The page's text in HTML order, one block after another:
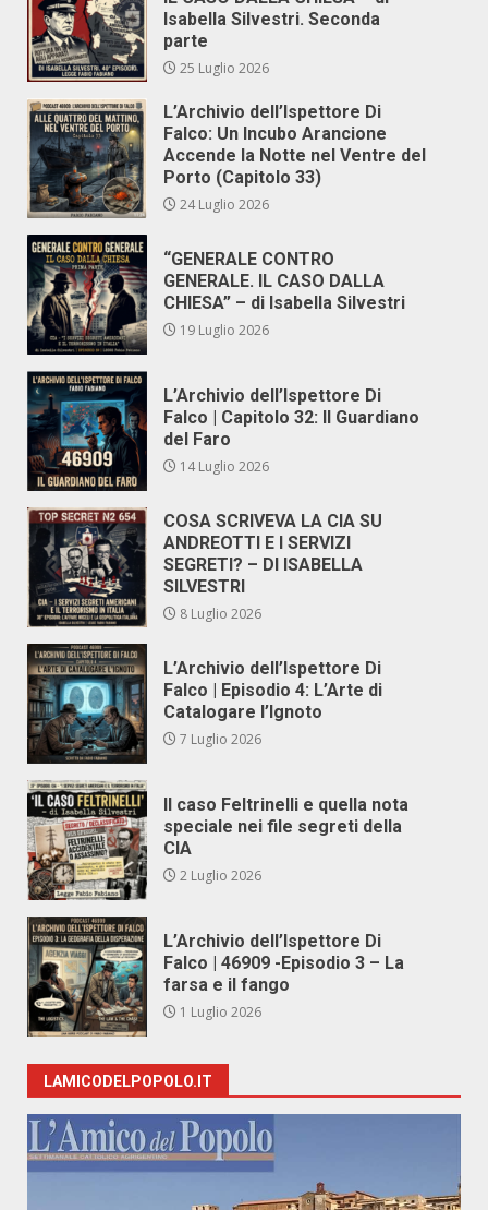
Isabella Silvestri. Seconda
parte
25 Luglio 2026
L’Archivio dell’Ispettore Di
Falco: Un Incubo Arancione
Accende la Notte nel Ventre del
Porto (Capitolo 33)
24 Luglio 2026
“GENERALE CONTRO
GENERALE. IL CASO DALLA
CHIESA” – di Isabella Silvestri
19 Luglio 2026
L’Archivio dell’Ispettore Di
Falco | Capitolo 32: Il Guardiano
del Faro
14 Luglio 2026
COSA SCRIVEVA LA CIA SU
ANDREOTTI E I SERVIZI
SEGRETI? – DI ISABELLA
SILVESTRI
8 Luglio 2026
L’Archivio dell’Ispettore Di
Falco | Episodio 4: L’Arte di
Catalogare l’Ignoto
7 Luglio 2026
Il caso Feltrinelli e quella nota
speciale nei file segreti della
CIA
2 Luglio 2026
L’Archivio dell’Ispettore Di
Falco | 46909 -Episodio 3 – La
farsa e il fango
1 Luglio 2026
LAMICODELPOPOLO.IT